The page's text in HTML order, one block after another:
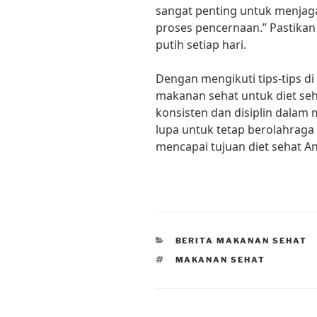
sangat penting untuk
proses pencernaan.”
putih setiap hari.
Dengan mengikuti tips-tips
makanan sehat untuk diet
konsisten dan disiplin dalam
lupa untuk tetap berolahraga
mencapai tujuan diet sehat
CATEGORIES
BERITA MAKANAN SEHAT
TAGS
MAKANAN SEHAT